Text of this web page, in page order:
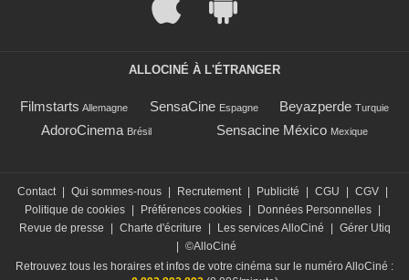
ALLOCINÉ À L'ÉTRANGER
Filmstarts Allemagne SensaCine Espagne Beyazperde Turquie
AdoroCinema Brésil Sensacine México Mexique
Contact Qui sommes-nous Recrutement Publicité CGU CGV
Politique de cookies
Préférences cookies Données Personnelles
Revue de presse
Charte d'écriture Les services AlloCiné
Gérer Utiq
©AlloCiné
Retrouvez tous les horaires et infos de votre cinéma sur le numéro AlloCiné :